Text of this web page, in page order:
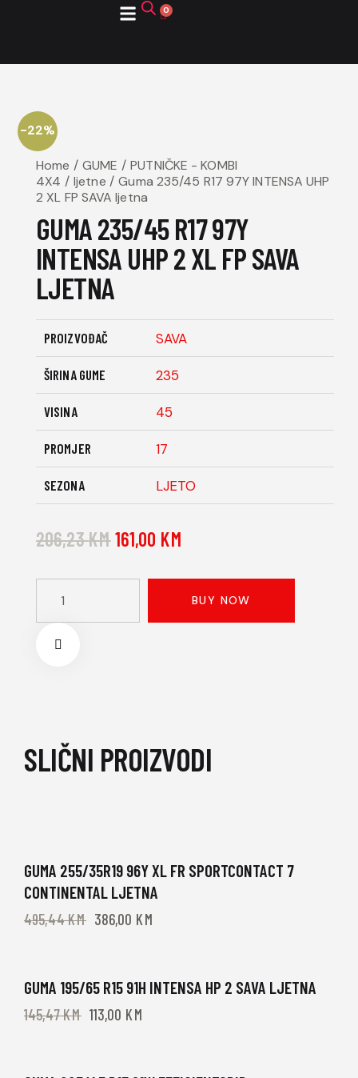
-22%
Home GUME
PUTNIČKE - KOMBI
4X4
ljetne
Guma 235/45 R17 97Y INTENSA UHP
2 XL FP SAVA ljetna
GUMA 235/45 R17 97Y
INTENSA UHP 2 XL FP SAVA
LJETNA
PROIZVOĐAČ SAVA
ŠIRINA GUME 235
VISINA 45
PROMJER 17
SEZONA LJETO
206,23KM161,00 KM
BUY NOW
SLIČNI PROIZVODI
-22%
GUMA 255/35R19 96Y XL FR SPORTCONTACT 7
CONTINENTAL LJETNA
495,44KM 386,00 KM
-22%
GUMA 195/65 R15 91H INTENSA HP 2 SAVA LJETNA
145,47KM 113,00 KM
-22%